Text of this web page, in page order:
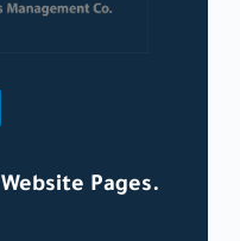
Website Pages.